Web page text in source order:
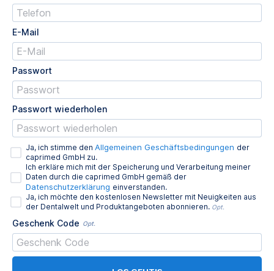
E-Mail
Passwort
Passwort wiederholen
Ja, ich stimme den Allgemeinen Geschäftsbedingungen der
caprimed GmbH zu.
Ich erkläre mich mit der Speicherung und Verarbeitung meiner
Daten durch die caprimed GmbH gemäß der
Datenschutzerklärung einverstanden.
Ja, ich möchte den kostenlosen Newsletter mit Neuigkeiten aus
der Dentalwelt und Produktangeboten abonnieren. Opt.
Geschenk Code Opt.